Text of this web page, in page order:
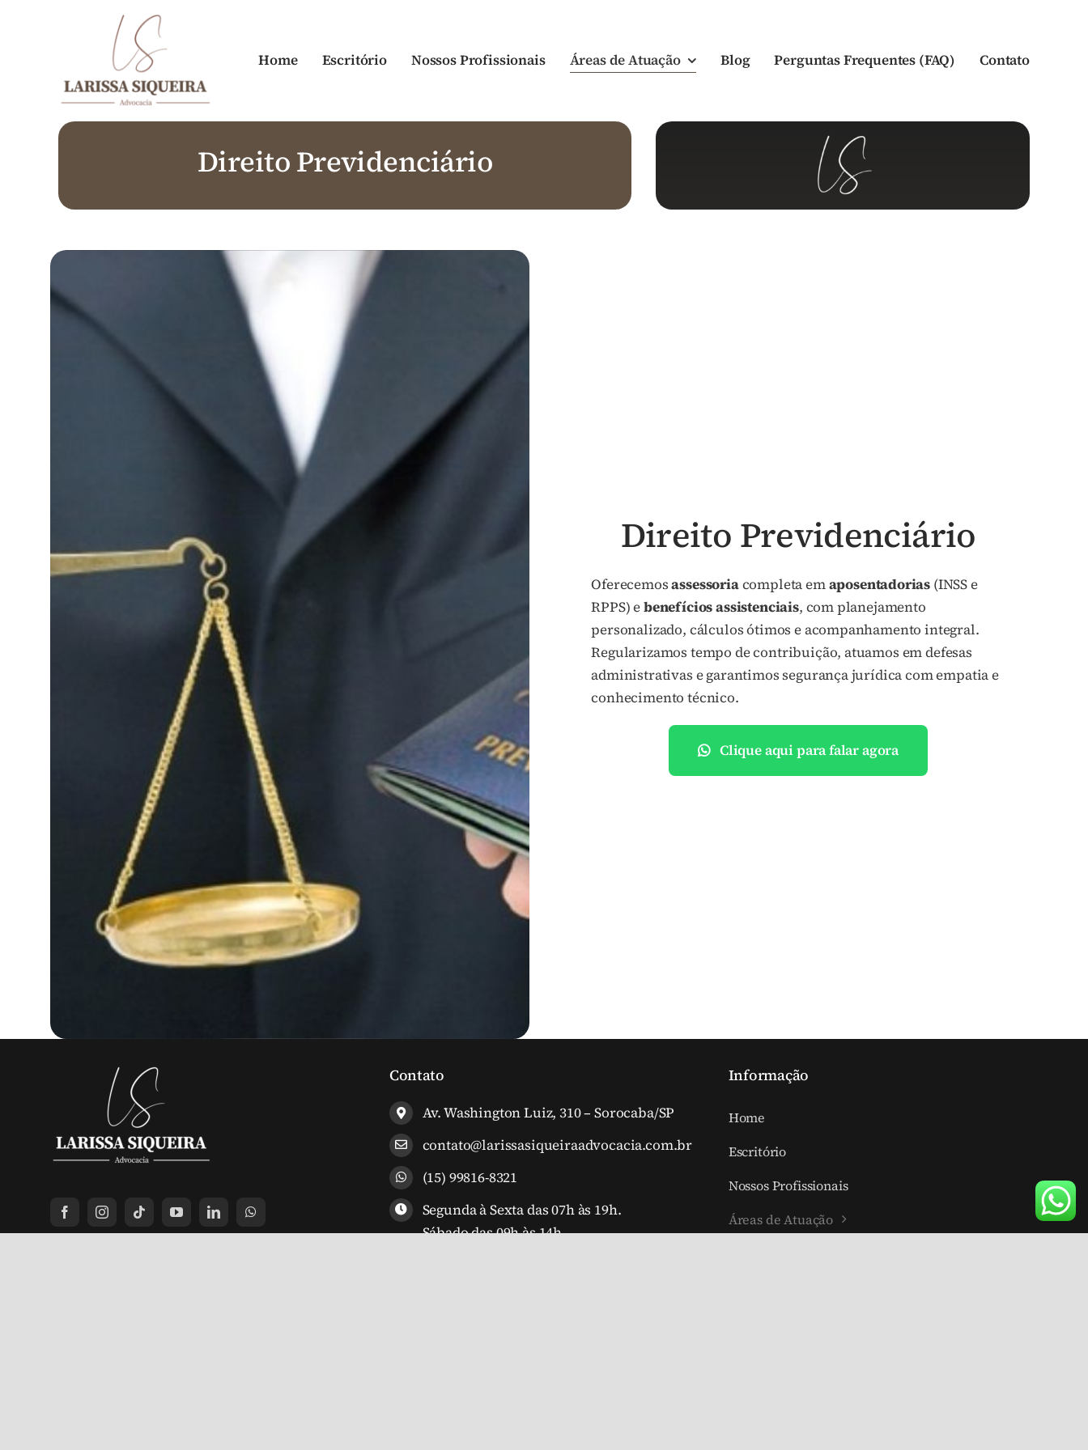
Home Escritório Nossos Profissionais Áreas de Atuação Blog Perguntas Frequentes (FAQ) Contato
Direito Previdenciário
Direito Previdenciário
Oferecemosassessoriacompleta emaposentadorias (INSS e
RPPS) ebenefícios assistenciais, com planejamento
personalizado, cálculos ótimos e acompanhamento integral.
Regularizamos tempo de contribuição, atuamos em defesas
administrativas e garantimos segurança jurídica com empatia e
conhecimento técnico.
Clique aqui para falar agora
Contato
Av. Washington Luiz, 310 – Sorocaba/SP
contato@larissasiqueiraadvocacia.com.br
(15) 99816-8321
Segunda à Sexta das 07h às 19h.
Sábado das 09h às 14h.
Informação
Home
Escritório
Nossos Profissionais
Áreas de Atuação